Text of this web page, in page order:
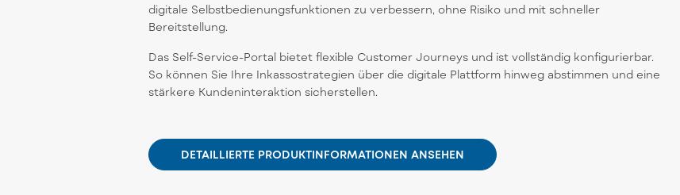
digitale Selbstbedienungsfunktionen zu verbessern, ohne Risiko und mit schneller
Bereitstellung.
Das Self-Service-Portal bietet flexible Customer Journeys und ist vollständig konfigurierbar.
So können Sie Ihre Inkassostrategien über die digitale Plattform hinweg abstimmen und eine
stärkere Kundeninteraktion sicherstellen.
DETAILLIERTE PRODUKTINFORMATIONEN ANSEHEN